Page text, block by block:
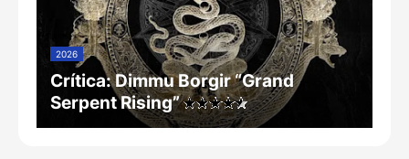
2026
Crítica: Dimmu Borgir “Grand
Serpent Rising”